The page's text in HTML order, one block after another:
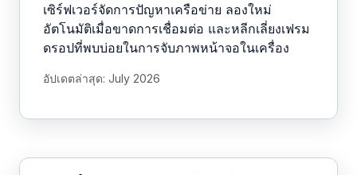
เซิร์ฟเวอร์จัดการปัญหาเครือข่าย ลองใหม่
อัตโนมัติเมื่อขาดการเชื่อมต่อ และหลีกเลี่ยงเฟรม
ดรอปที่พบบ่อยในการจับภาพหน้าจอในเครื่อง
อัปเดตล่าสุด: July 2026